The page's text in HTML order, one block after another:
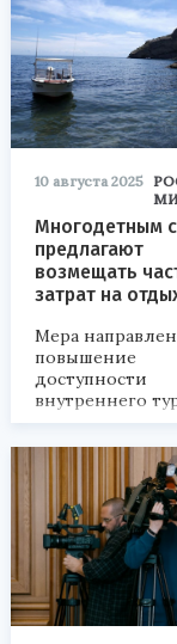
10 августа 2025
Многодетным
предлагают
возмещать
затрат на
Мера
повышение
доступности
внутреннего